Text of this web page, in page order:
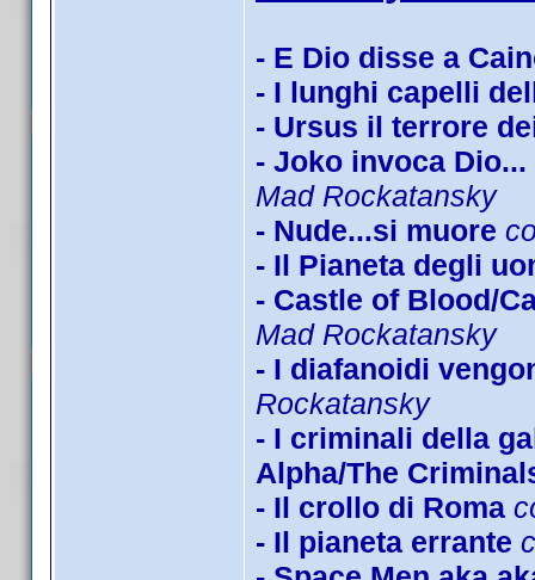
- E Dio disse a
- I lunghi capelli
- Ursus il terrore
- Joko invoca
Mad Rockatansky
- Nude...si muore
- Il Pianeta degli
- Castle of Blood/
Mad Rockatansky
- I diafanoidi
Rockatansky
- I criminali della
Alpha/The
- Il crollo di Roma
- Il pianeta errante